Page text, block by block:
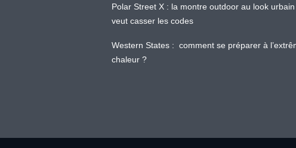
Polar Street X : la montre outdoor au look
veut casser les codes
Western States : comment se préparer à
chaleur ?